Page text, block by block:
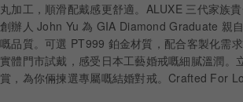
線上購物
LANGUAGE
丸加工，順滑配戴感更舒適。ALUXE 三代家族
創辦人 John Yu 為 GIA Diamond Graduate 親
嘅品質。可選 PT999 鉑金材質，配合客製化需
實體門市試戴，感受日本工藝婚戒嘅細膩溫潤。
賞，為你倆揀選專屬嘅結婚對戒。Crafted For